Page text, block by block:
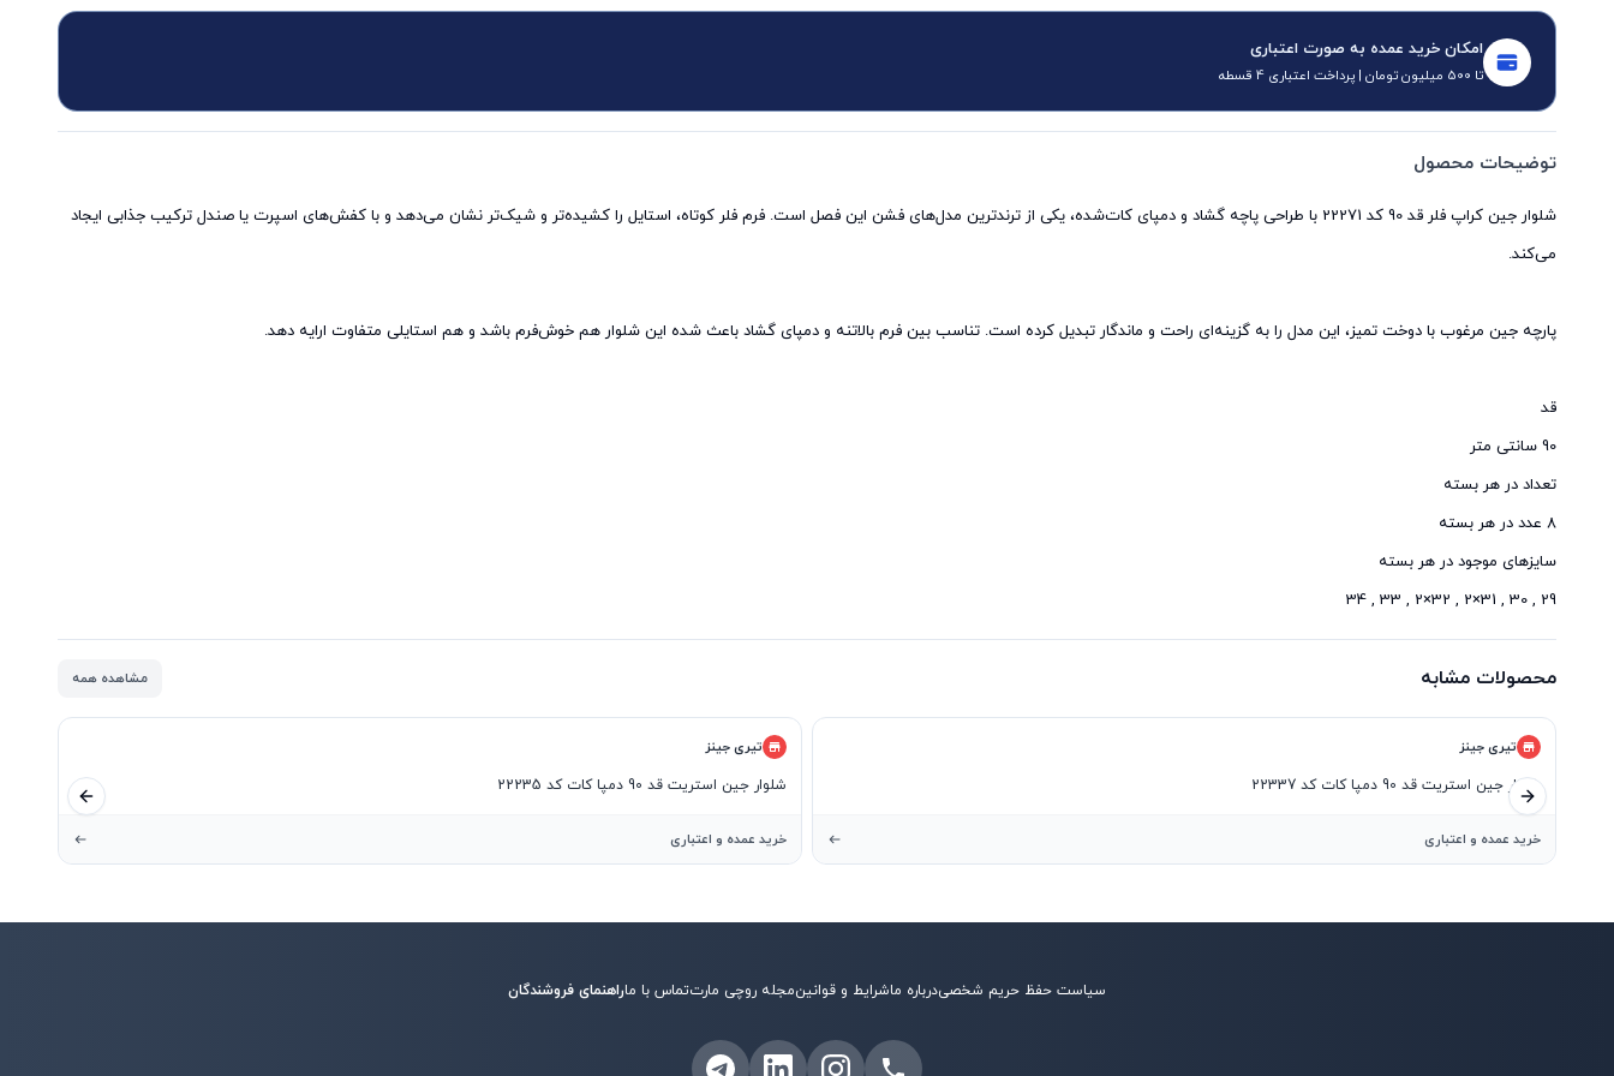
امکان خرید عمده به صورت اعتباری
تا 500 میلیون تومان | پرداخت اعتباری 4 قسطه
توضیحات محصول
شلوار جین کراپ فلر قد 90 کد 22271 با طراحی پاچه گشاد و دمپای کات‌شده، یکی از ترندترین مدل‌های فشن این فصل است. فرم فلر کوتاه، استایل را کشیده‌تر و شیک‌تر نشان می‌دهد و با کفش‌های اسپرت یا صندل ترکیب جذابی ایجاد
29 , 30 , 31×2 , 32×2 , 33 , 34
محصولات مشابه مشاهده همه
تیری جینز
شلوار جین استریت قد 90 دمپا کات کد 22235
خرید عمده و اعتباری
تیری جینز
شلوار جین استریت قد 90 دمپا کات کد 22337
خرید عمده و اعتباری
اسلاید قبلی اسلاید بعدی
سیاست حفظ حریم شخصیدرباره ماشرایط و قوانینمجله روچی مارتتماس با ماراهنمای فروشندگان